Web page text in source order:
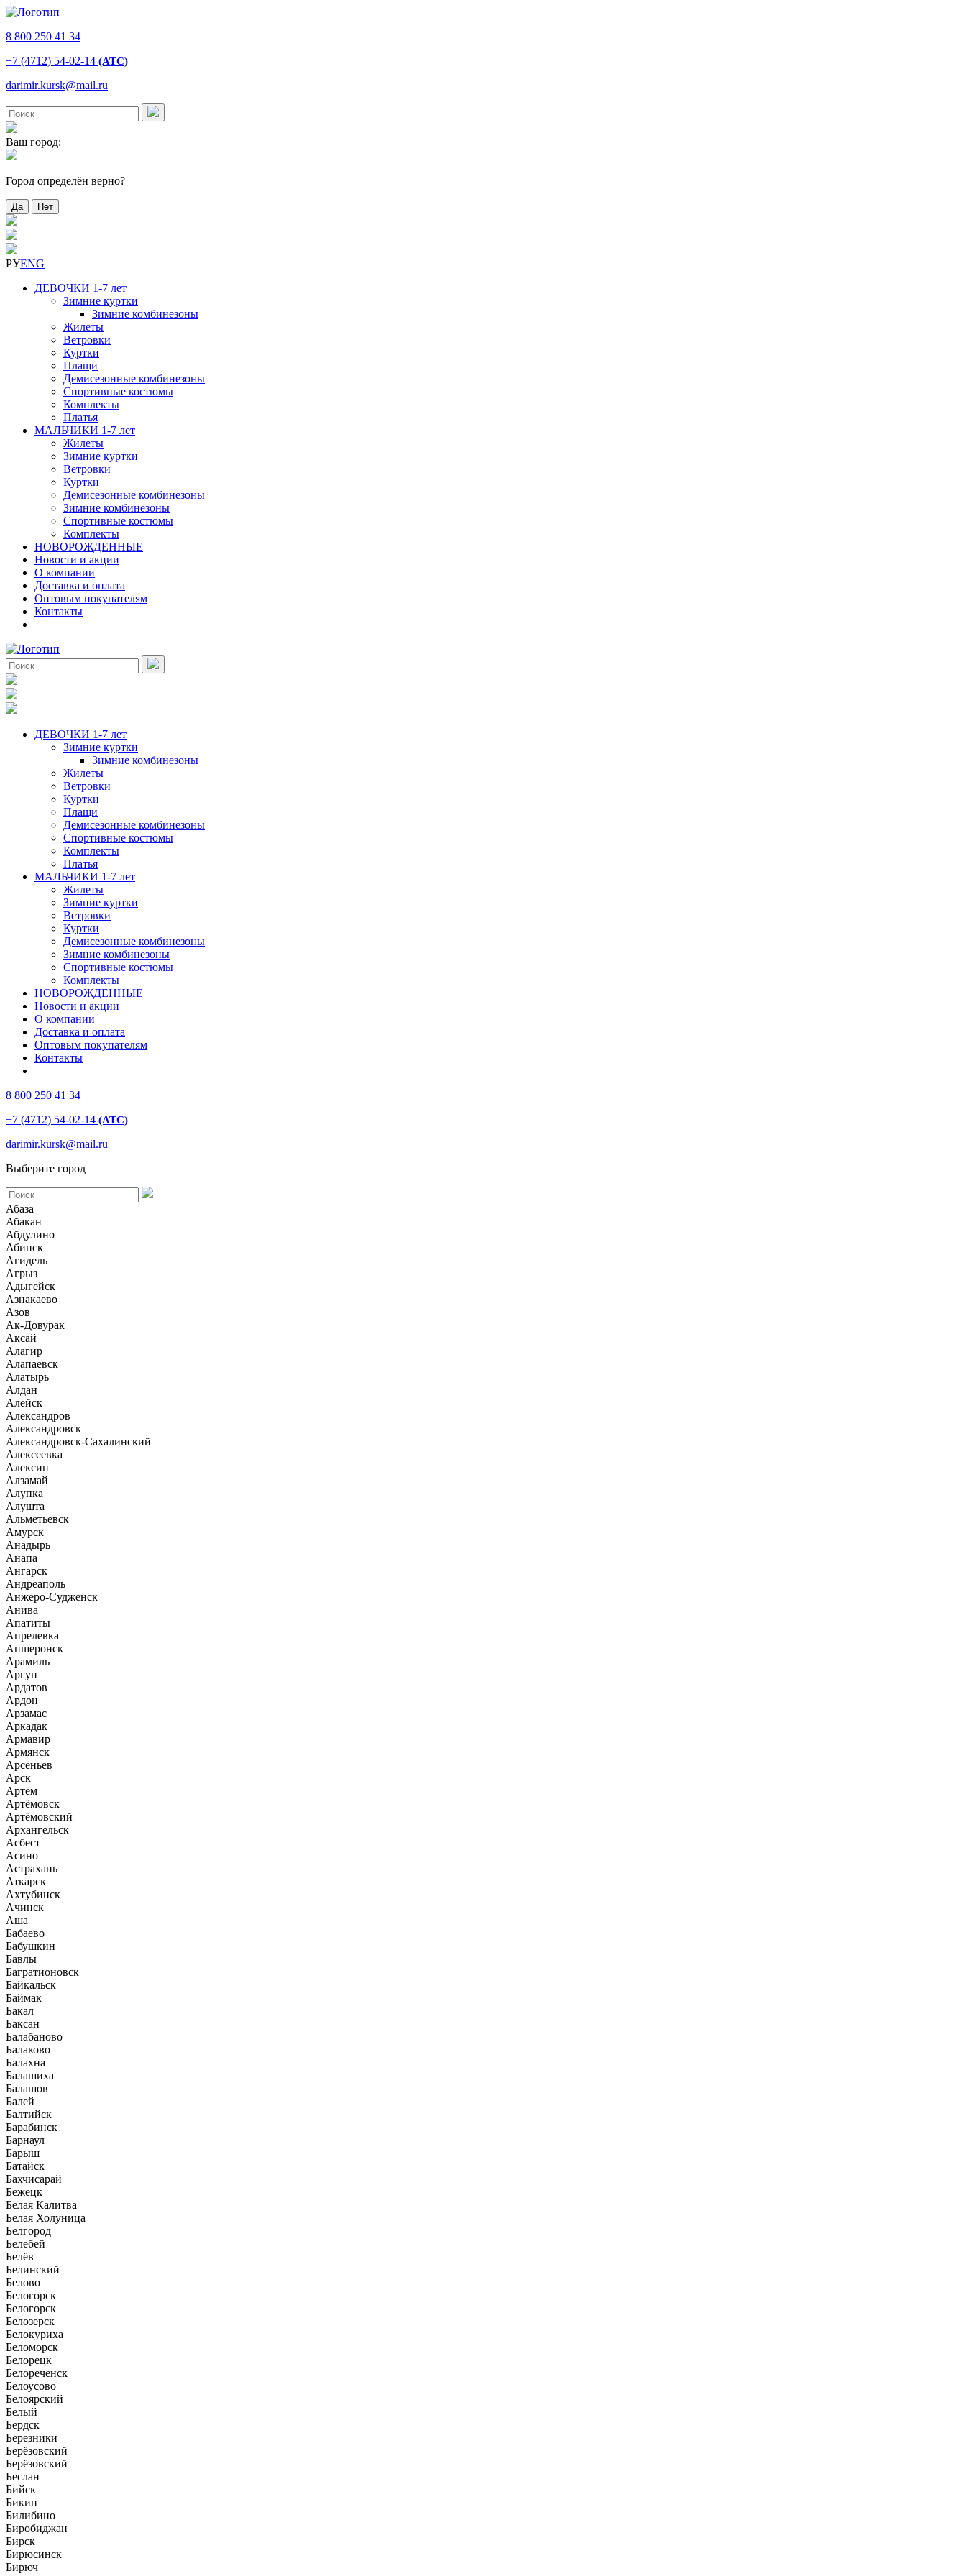
8 800 250 41 34
+7 (4712) 54-02-14 (АТС)
darimir.kursk@mail.ru
Ваш город:
Город определён верно?
Да Нет
РУENG
ДЕВОЧКИ 1-7 лет
Зимние куртки
Зимние комбинезоны
Жилеты
Ветровки
Куртки
Плащи
Демисезонные комбинезоны
Спортивные костюмы
Комплекты
Платья
МАЛЬЧИКИ 1-7 лет
Жилеты
Зимние куртки
Ветровки
Куртки
Демисезонные комбинезоны
Зимние комбинезоны
Спортивные костюмы
Комплекты
НОВОРОЖДЕННЫЕ
Новости и акции
О компании
Доставка и оплата
Оптовым покупателям
Контакты
ДЕВОЧКИ 1-7 лет
Зимние куртки
Зимние комбинезоны
Жилеты
Ветровки
Куртки
Плащи
Демисезонные комбинезоны
Спортивные костюмы
Комплекты
Платья
МАЛЬЧИКИ 1-7 лет
Жилеты
Зимние куртки
Ветровки
Куртки
Демисезонные комбинезоны
Зимние комбинезоны
Спортивные костюмы
Комплекты
НОВОРОЖДЕННЫЕ
Новости и акции
О компании
Доставка и оплата
Оптовым покупателям
Контакты
8 800 250 41 34
+7 (4712) 54-02-14 (АТС)
darimir.kursk@mail.ru
Выберите город
Абаза
Абакан
Абдулино
Абинск
Агидель
Агрыз
Адыгейск
Азнакаево
Азов
Ак-Довурак
Аксай
Алагир
Алапаевск
Алатырь
Алдан
Алейск
Александров
Александровск
Александровск-Сахалинский
Алексеевка
Алексин
Алзамай
Алупка
Алушта
Альметьевск
Амурск
Анадырь
Анапа
Ангарск
Андреаполь
Анжеро-Судженск
Анива
Апатиты
Апрелевка
Апшеронск
Арамиль
Аргун
Ардатов
Ардон
Арзамас
Аркадак
Армавир
Армянск
Арсеньев
Арск
Артём
Артёмовск
Артёмовский
Архангельск
Асбест
Асино
Астрахань
Аткарск
Ахтубинск
Ачинск
Аша
Бабаево
Бабушкин
Бавлы
Багратионовск
Байкальск
Баймак
Бакал
Баксан
Балабаново
Балаково
Балахна
Балашиха
Балашов
Балей
Балтийск
Барабинск
Барнаул
Барыш
Батайск
Бахчисарай
Бежецк
Белая Калитва
Белая Холуница
Белгород
Белебей
Белёв
Белинский
Белово
Белогорск
Белогорск
Белозерск
Белокуриха
Беломорск
Белорецк
Белореченск
Белоусово
Белоярский
Белый
Бердск
Березники
Берёзовский
Берёзовский
Беслан
Бийск
Бикин
Билибино
Биробиджан
Бирск
Бирюсинск
Бирюч